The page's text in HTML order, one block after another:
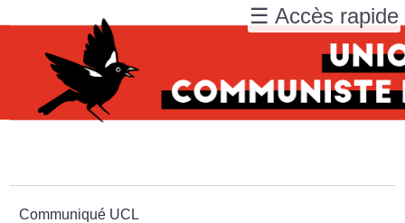
Communiqué UCL
☰ Accès rapide